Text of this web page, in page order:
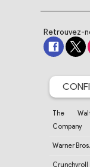
Retrouvez-
The
Company
Warner
Crunchyroll